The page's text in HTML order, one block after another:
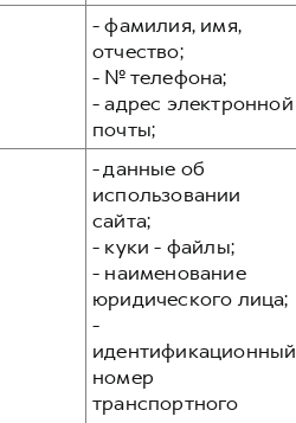
- фамилия, имя,
отчество;
- № телефона;
- адрес электронной
почты;
- данные об
использовании
сайта;
- куки - файлы;
- наименование
юридического лица;
-
идентификационный
номер
транспортного